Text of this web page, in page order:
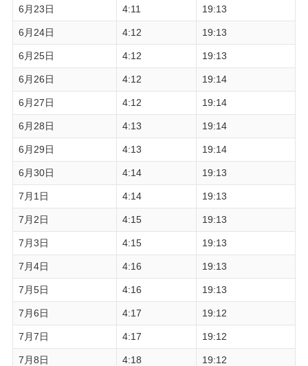
6月23日 4:11 19:13
6月24日 4:12 19:13
6月25日 4:12 19:13
6月26日 4:12 19:14
6月27日 4:12 19:14
6月28日 4:13 19:14
6月29日 4:13 19:14
6月30日 4:14 19:13
7月1日 4:14 19:13
7月2日 4:15 19:13
7月3日 4:15 19:13
7月4日 4:16 19:13
7月5日 4:16 19:13
7月6日 4:17 19:12
7月7日 4:17 19:12
7月8日 4:18 19:12